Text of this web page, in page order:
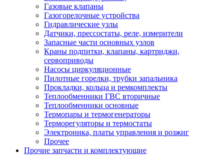
Газовые клапаны
Газогорелочные устройства
Гидравлические узлы
Датчики, прессостаты, реле, измерители
Запасные части основных узлов
Краны подпитки, клапаны, картриджи,
сервоприводы
Насосы циркуляционные
Пилотные горелки, трубки запальника
Прокладки, кольца и ремкомплекты
Теплообменники ГВС вторичные
Теплообменники основные
Термопары и термогенераторы
Терморегуляторы и термостаты
Электроника, платы управления и розжиг
Прочее
Прочие запчасти и комплектующие